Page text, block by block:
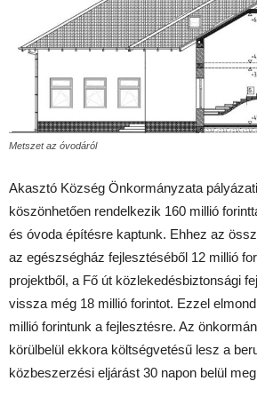
Metszet az óvodáról
Akasztó Község Önkormányzata
köszönhetően rendelkezik 160 millió
és óvoda építésre kaptunk. Ehhez az
az egészségház fejlesztéséből 12 millió
projektből, a Fő út közlekedésbiztonsági
vissza még 18 millió forintot. Ezzel
millió forintunk a fejlesztésre. Az
körülbelül ekkora költségvetésű lesz a
közbeszerzési eljárást 30 napon belül